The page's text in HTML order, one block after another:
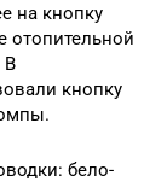
на кнопку
отопительной
В
кнопку
бело-